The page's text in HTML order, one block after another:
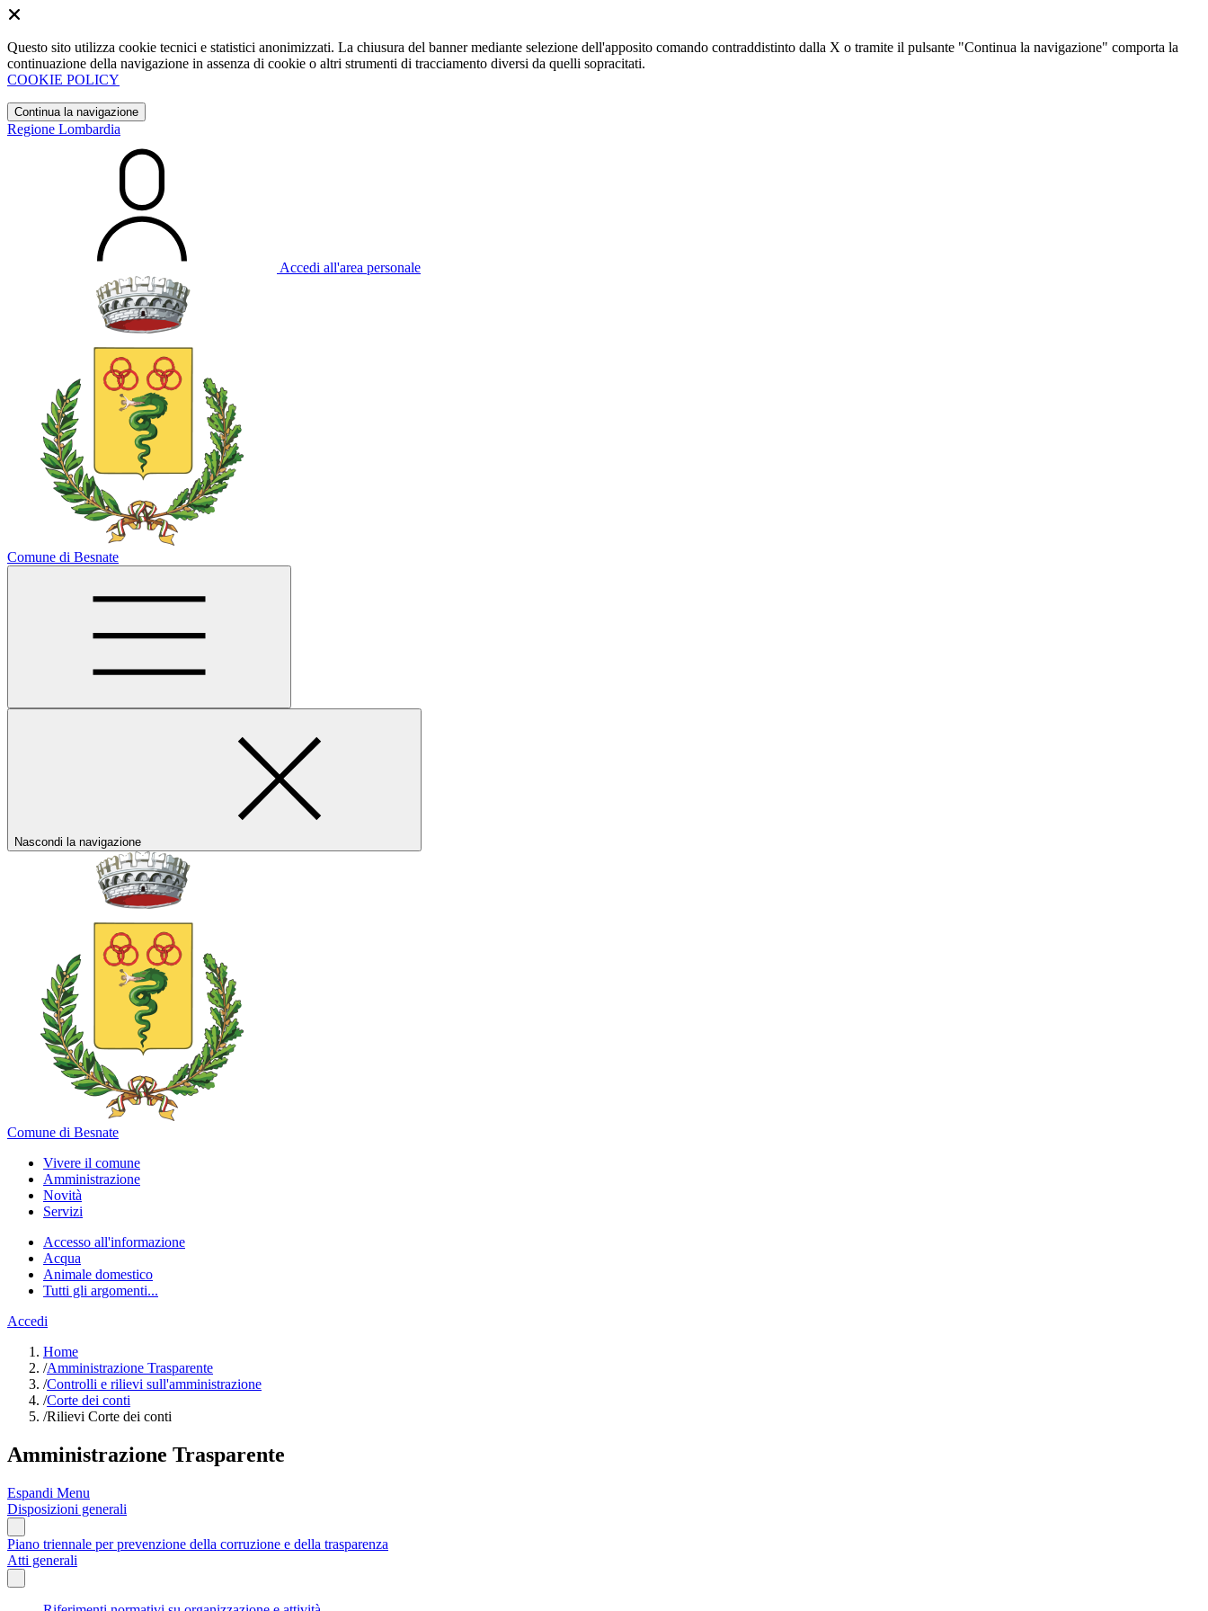
Questo sito utilizza cookie tecnici e statistici anonimizzati. La chiusura del banner mediante selezione dell'apposito comando contraddistinto dalla X o tramite il pulsante "Continua la navigazione" comporta la
continuazione della navigazione in assenza di cookie o altri strumenti di tracciamento diversi da quelli sopracitati.
COOKIE POLICY
Continua la navigazione
Regione Lombardia
Accedi all'area personale
Comune di Besnate
Nascondi la navigazione
Comune di Besnate
Vivere il comune
Amministrazione
Novità
Servizi
Accesso all'informazione
Acqua
Animale domestico
Tutti gli argomenti...
Accedi
Home
/Amministrazione Trasparente
/Controlli e rilievi sull'amministrazione
/Corte dei conti
/Rilievi Corte dei conti
Amministrazione Trasparente
Espandi Menu
Disposizioni generali
Piano triennale per prevenzione della corruzione e della trasparenza
Atti generali